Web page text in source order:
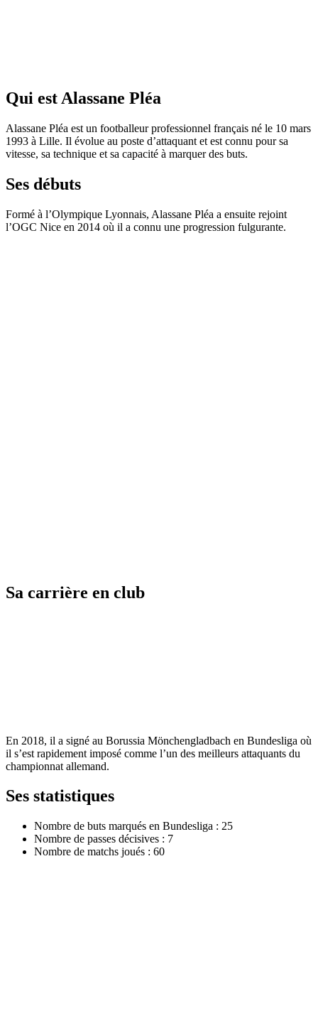
Qui est Alassane Pléa
Alassane Pléa est un footballeur professionnel français né le 10 mars
1993 à Lille. Il évolue au poste d’attaquant et est connu pour sa
vitesse, sa technique et sa capacité à marquer des buts.
Ses débuts
Formé à l’Olympique Lyonnais, Alassane Pléa a ensuite rejoint
l’OGC Nice en 2014 où il a connu une progression fulgurante.
Sa carrière en club
En 2018, il a signé au Borussia Mönchengladbach en Bundesliga où
il s’est rapidement imposé comme l’un des meilleurs attaquants du
championnat allemand.
Ses statistiques
Nombre de buts marqués en Bundesliga : 25
Nombre de passes décisives : 7
Nombre de matchs joués : 60